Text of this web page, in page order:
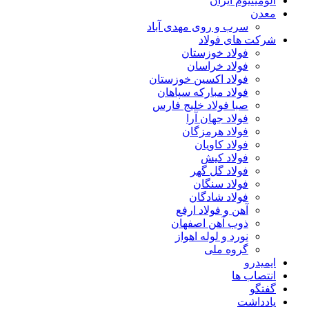
معدن
سرب و روی مهدی آباد
شرکت های فولاد
فولاد خوزستان
فولاد خراسان
فولاد اکسین خوزستان
فولاد مبارکه سپاهان
صبا فولاد خلیج فارس
فولاد جهان آرا
فولاد هرمزگان
فولاد کاویان
فولاد کیش
فولاد گل گهر
فولاد سنگان
فولاد شادگان
آهن و فولاد ارفع
ذوب آهن اصفهان
نورد و لوله اهواز
گروه ملی
ایمیدرو
انتصاب ها
گفتگو
یادداشت